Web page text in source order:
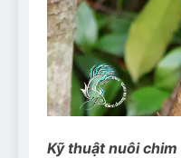
7
7
Kỹ thuật nuôi chim